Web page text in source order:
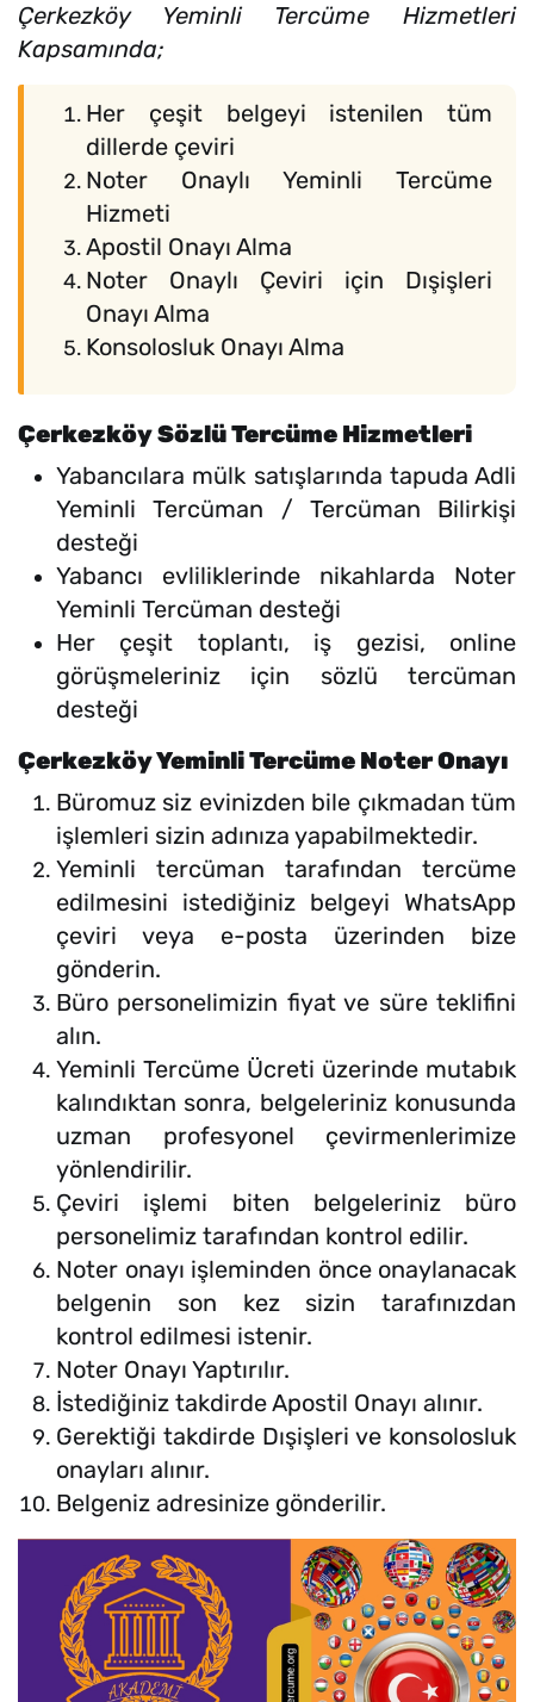
Çerkezköy Yeminli Tercüme Hizmetleri
Kapsamında;
Her çeşit belgeyi istenilen tüm
dillerde çeviri
Noter Onaylı Yeminli Tercüme
Hizmeti
Apostil Onayı Alma
Noter Onaylı Çeviri için Dışişleri
Onayı Alma
Konsolosluk Onayı Alma
Çerkezköy Sözlü Tercüme Hizmetleri
Yabancılara mülk satışlarında tapuda Adli
Yeminli Tercüman / Tercüman Bilirkişi
desteği
Yabancı evliliklerinde nikahlarda Noter
Yeminli Tercüman desteği
Her çeşit toplantı, iş gezisi, online
görüşmeleriniz için sözlü tercüman
desteği
Çerkezköy Yeminli Tercüme Noter Onayı
Büromuz siz evinizden bile çıkmadan tüm
işlemleri sizin adınıza yapabilmektedir.
Yeminli tercüman tarafından tercüme
edilmesini istediğiniz belgeyi WhatsApp
çeviri veya e-posta üzerinden bize
gönderin.
Büro personelimizin fiyat ve süre teklifini
alın.
Yeminli Tercüme Ücreti üzerinde mutabık
kalındıktan sonra, belgeleriniz konusunda
uzman profesyonel çevirmenlerimize
yönlendirilir.
Çeviri işlemi biten belgeleriniz büro
personelimiz tarafından kontrol edilir.
Noter onayı işleminden önce onaylanacak
belgenin son kez sizin tarafınızdan
kontrol edilmesi istenir.
Noter Onayı Yaptırılır.
İstediğiniz takdirde Apostil Onayı alınır.
Gerektiği takdirde Dışişleri ve konsolosluk
onayları alınır.
Belgeniz adresinize gönderilir.